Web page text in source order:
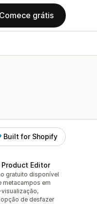
Comece grátis
Built for Shopify
Editor
todo
gratuito disponível
metacampos em
de desfazer